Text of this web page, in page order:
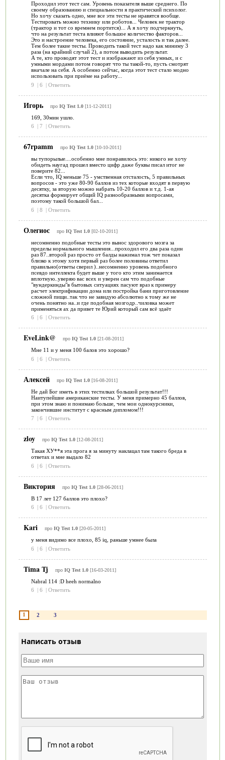
Проходил этот тест сам. Уровень показателя выше среднего. По
своему образованию и специальности я практический психолог.
Но хочу сказать одно, мне все эти тесты не нравятся вообще.
Тестировать можно технику или роботов... Человек не трактор
(трактор и тот со времнем портится)... А я хочу подчеркнуть,
что на результат теста влияют большое количество факторов...
Это и настроение человека, его состояние, усталость и так далее.
Тем более такие тесты. Проводить такой тест надо как миниму 3
раза (на крайний случай 2), а потом выводить результат.
А те, кто проводят этот тест и изображают из себя умных, и с
умными мордами потом говорят что ты такой-то, пусть смотрят
вначале на себя. А особенно сейчас, когда этот тест стало модно
использовать при приёме на работу...
9
| 6 | Ответить
Игорь про IQ Test 1.0[11-12-2011]
169, 30мин ушло.
6
| 7 | Ответить
67rpamm про IQ Test 1.0[10-10-2011]
вы тупорылые....особенно мне понравилось это: никого не хочу
обидеть наугад прошел вместо цифр даже буквы писал итог не
поверите 82...
Если что, IQ меньше 75 - умственная отсталость, 5 правильных
вопросов - это уже 80-90 баллов из тех которые входят в первую
десятку, за вторую можно набрать 10-20 баллов и т.д. 1-ая
десятка формирует общий IQ разнообразными вопросами,
поэтому такой большой бал...
6
| 8 | Ответить
Олегиос про IQ Test 1.0[02-10-2011]
несомненно подобные тесты это вынос здорового мозга за
пределы нормального мышления...проходил его два раза один
раз 87..второй раз просто от балды нажимал тож чет показал
близко к этому хотя первый раз более половины ответил
правильно(ответы сверил )..несомненно уровень подобного
псевдо интеллекта будет выше у того кто этим занимается
вплотную..уверяю вас всех и уверен сам что подобные
"вундеркинды"в бытовых ситуациях пасуют враз к примеру
расчет электрификации дома или постройка бани приготовление
сложной пищи..так что не завидую абсолютно к тому же не
очень понятно на..и где подобная мозгодр..чиловка может
применяться ах да привет те Юрий который сам всё здаёт
6
| 6 | Ответить
EveLink@ про IQ Test 1.0[21-08-2011]
Мне 11 и у меня 100 балов это хорошо?
6
| 6 | Ответить
Алексей про IQ Test 1.0[16-08-2011]
Не дай Бог иметь в этих тестилках большой результат!!!
Наитупейшие американские тесты. У меня примерно 45 баллов,
при этом знаю и понимаю больше, чем мои однокурсники,
закончившие институт с красным дипломом!!!
7
| 6 | Ответить
zloy про IQ Test 1.0[12-08-2011]
Такая ХУ**я эта прога я за минуту наклацал там такого бреда в
ответах и мне выдало 82
6
| 6 | Ответить
Виктория про IQ Test 1.0[28-06-2011]
В 17 лет 127 баллов это плохо?
6
| 6 | Ответить
Kari про IQ Test 1.0[20-05-2011]
у меня видимо все плохо, 85 iq, раньше умнее была
6
| 6 | Ответить
Tima Tj про IQ Test 1.0[16-03-2011]
Nabral 114 :D heeh normalno
6
| 6 | Ответить
1 2 3
Написать отзыв